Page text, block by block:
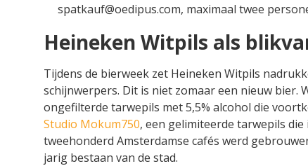
spatkauf@oedipus.com, maximaal twee
Heineken Witpils als
Tijdens de bierweek zet Heineken Witpils
schijnwerpers. Dit is niet zomaar een nieuw bier.
ongefilterde tarwepils met 5,5% alcohol die
Studio Mokum750, een gelimiteerde tarwepils
tweehonderd Amsterdamse cafés werd
jarig bestaan van de stad.